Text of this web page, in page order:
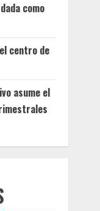
como
centro de
asume el